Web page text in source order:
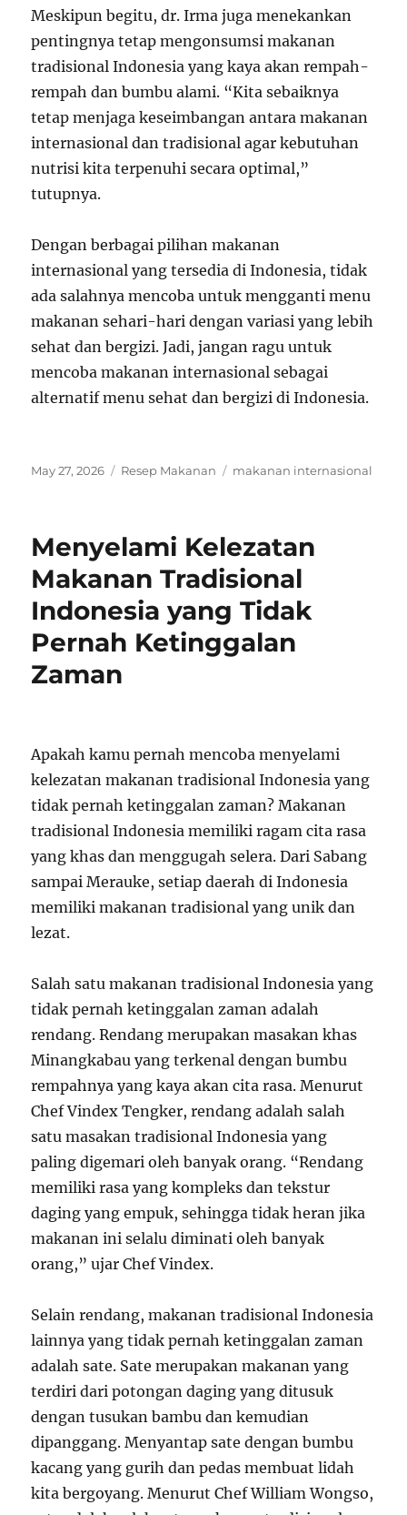
Meskipun begitu, dr. Irma juga menekankan
pentingnya tetap mengonsumsi makanan
tradisional Indonesia yang kaya akan rempah-
rempah dan bumbu alami. “Kita sebaiknya
tetap menjaga keseimbangan antara makanan
internasional dan tradisional agar kebutuhan
nutrisi kita terpenuhi secara optimal,”
tutupnya.
Dengan berbagai pilihan makanan
internasional yang tersedia di Indonesia, tidak
ada salahnya mencoba untuk mengganti menu
makanan sehari-hari dengan variasi yang lebih
sehat dan bergizi. Jadi, jangan ragu untuk
mencoba makanan internasional sebagai
alternatif menu sehat dan bergizi di Indonesia.
Posted
May 27, 2026 Categories
Resep Makanan Tags
makanan internasional
Menyelami Kelezatan
Makanan Tradisional
Indonesia yang Tidak
Pernah Ketinggalan
Zaman
Apakah kamu pernah mencoba menyelami
kelezatan makanan tradisional Indonesia yang
tidak pernah ketinggalan zaman? Makanan
tradisional Indonesia memiliki ragam cita rasa
yang khas dan menggugah selera. Dari Sabang
sampai Merauke, setiap daerah di Indonesia
memiliki makanan tradisional yang unik dan
lezat.
Salah satu makanan tradisional Indonesia yang
tidak pernah ketinggalan zaman adalah
rendang. Rendang merupakan masakan khas
Minangkabau yang terkenal dengan bumbu
rempahnya yang kaya akan cita rasa. Menurut
Chef Vindex Tengker, rendang adalah salah
satu masakan tradisional Indonesia yang
paling digemari oleh banyak orang. “Rendang
memiliki rasa yang kompleks dan tekstur
daging yang empuk, sehingga tidak heran jika
makanan ini selalu diminati oleh banyak
orang,” ujar Chef Vindex.
Selain rendang, makanan tradisional Indonesia
lainnya yang tidak pernah ketinggalan zaman
adalah sate. Sate merupakan makanan yang
terdiri dari potongan daging yang ditusuk
dengan tusukan bambu dan kemudian
dipanggang. Menyantap sate dengan bumbu
kacang yang gurih dan pedas membuat lidah
kita bergoyang. Menurut Chef William Wongso,